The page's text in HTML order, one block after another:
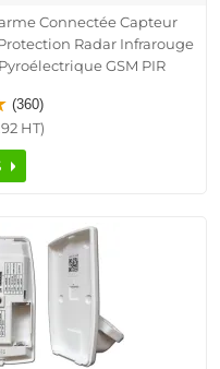
Connectée Capteur
Radar Infrarouge
GSM PIR
Passif
(360)
HT)